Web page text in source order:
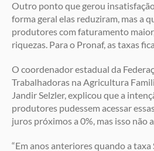
Outro ponto que gerou
forma geral elas reduziram, mas a
produtores com faturamento
riquezas. Para o Pronaf, as taxas
O coordenador estadual da
Trabalhadoras na Agricultura
Jandir Selzler, explicou que a
produtores pudessem acessar
juros próximos a 0%, mas isso não
“Em anos anteriores quando a taxa